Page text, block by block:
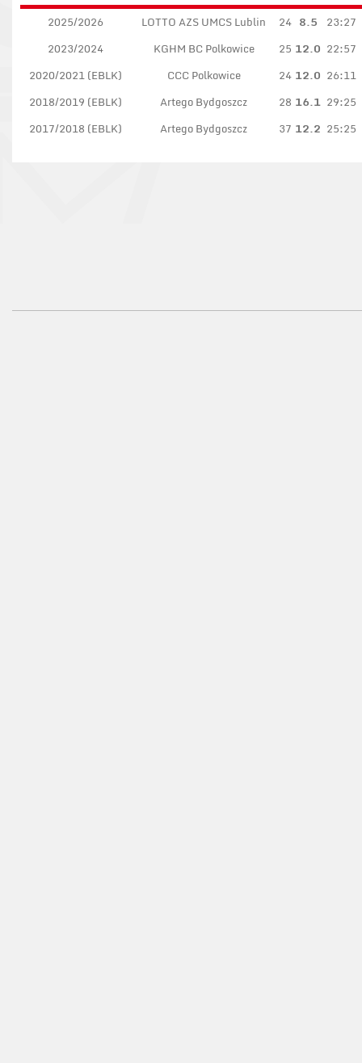
2025/2026 LOTTO AZS UMCS Lublin 24 8.5 23:27
2023/2024
KGHM BC Polkowice 25 12.0 22:57
2020/2021 (EBLK)
CCC Polkowice 24 12.0 26:11
2018/2019 (EBLK)
Artego Bydgoszcz 28 16.1 29:25
2017/2018 (EBLK)
Artego Bydgoszcz 37 12.2 25:25